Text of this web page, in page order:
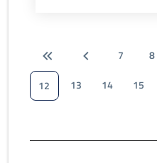
7 8
12
13 14 15